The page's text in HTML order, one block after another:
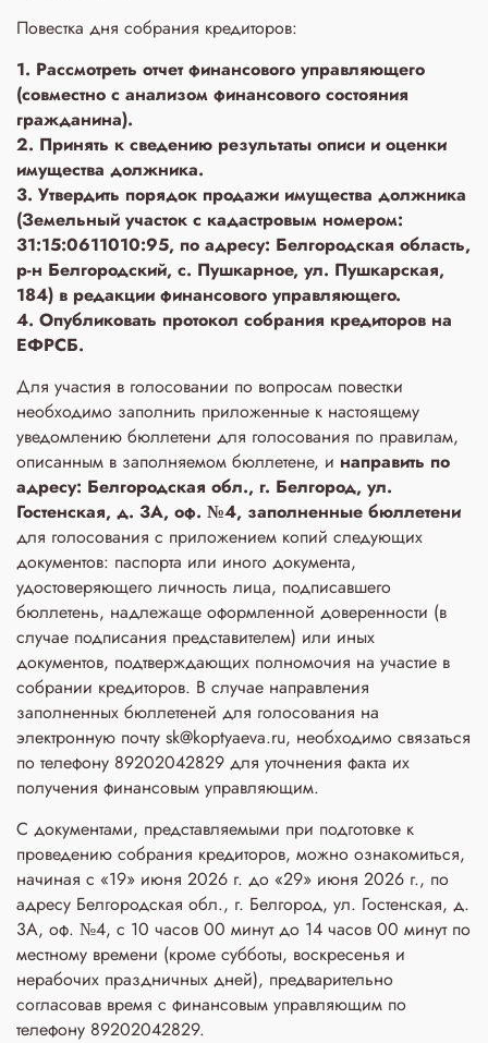
Повестка дня собрания кредиторов:
1. Рассмотреть отчет финансового управляющего
(совместно с анализом финансового состояния
гражданина).
2. Принять к сведению результаты описи и оценки
имущества должника.
3. Утвердить порядок продажи имущества должника
(Земельный участок с кадастровым номером:
31:15:0611010:95, по адресу: Белгородская область,
р-н Белгородский, с. Пушкарное, ул. Пушкарская,
184) в редакции финансового управляющего.
4. Опубликовать протокол собрания кредиторов на
ЕФРСБ.
Для участия в голосовании по вопросам повестки
необходимо заполнить приложенные к настоящему
уведомлению бюллетени для голосования по правилам,
описанным в заполняемом бюллетене, и направить по
адресу: Белгородская обл., г. Белгород, ул.
Гостенская, д. 3A, оф. №4, заполненные бюллетени
для голосования с приложением копий следующих
документов: паспорта или иного документа,
удостоверяющего личность лица, подписавшего
бюллетень, надлежаще оформленной доверенности (в
случае подписания представителем) или иных
документов, подтверждающих полномочия на участие в
собрании кредиторов. В случае направления
заполненных бюллетеней для голосования на
электронную почту sk@koptyaeva.ru, необходимо связаться
по телефону 89202042829 для уточнения факта их
получения финансовым управляющим.
С документами, представляемыми при подготовке к
проведению собрания кредиторов, можно ознакомиться,
начиная с «19» июня 2026 г. до «29» июня 2026 г., по
адресу Белгородская обл., г. Белгород, ул. Гостенская, д.
3A, оф. №4, с 10 часов 00 минут до 14 часов 00 минут по
местному времени (кроме субботы, воскресенья и
нерабочих праздничных дней), предварительно
согласовав время с финансовым управляющим по
телефону 89202042829.